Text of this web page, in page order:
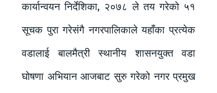
कार्यान्वयन निर्देशिका, २०७८ ले तय गरेको ५१
सूचक पुरा गरेसंगै नगरपालिकाले यहाँका प्रत्येक
वडालाई बालमैत्री स्थानीय शासनयुक्त वडा
घोषणा अभियान आजबाट सुरु गरेको नगर प्रमुख